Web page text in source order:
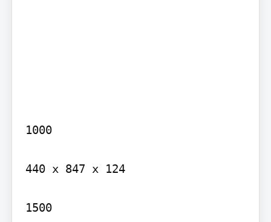
1000
440 x 847 x 124
1500